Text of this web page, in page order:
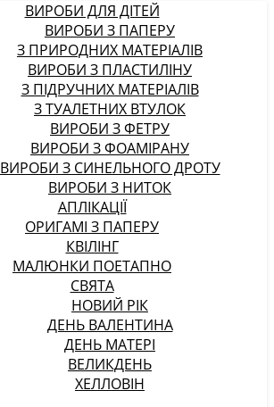
ВИРОБИ ДЛЯ ДІТЕЙ
ВИРОБИ З ПАПЕРУ
З ПРИРОДНИХ МАТЕРІАЛІВ
ВИРОБИ З ПЛАСТИЛІНУ
З ПІДРУЧНИХ МАТЕРІАЛІВ
З ТУАЛЕТНИХ ВТУЛОК
ВИРОБИ З ФЕТРУ
ВИРОБИ З ФОАМІРАНУ
ВИРОБИ З СИНЕЛЬНОГО ДРОТУ
ВИРОБИ З НИТОК
АПЛІКАЦІЇ
ОРИГАМІ З ПАПЕРУ
КВІЛІНГ
МАЛЮНКИ ПОЕТАПНО
СВЯТА
НОВИЙ РІК
ДЕНЬ ВАЛЕНТИНА
ДЕНЬ МАТЕРІ
ВЕЛИКДЕНЬ
ХЕЛЛОВІН